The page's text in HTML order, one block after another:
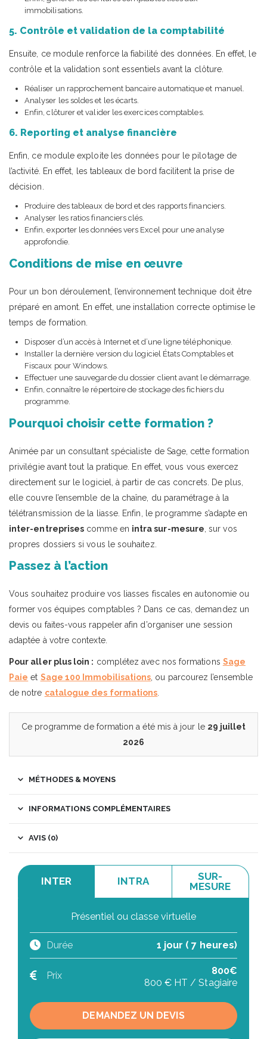
immobilisations.
5. Contrôle et validation de la comptabilité
Ensuite, ce module renforce la fiabilité des données. En effet, le
contrôle et la validation sont essentiels avant la clôture.
Réaliser un rapprochement bancaire automatique et manuel.
Analyser les soldes et les écarts.
Enfin, clôturer et valider les exercices comptables.
6. Reporting et analyse financière
Enfin, ce module exploite les données pour le pilotage de
l’activité. En effet, les tableaux de bord facilitent la prise de
décision.
Produire des tableaux de bord et des rapports financiers.
Analyser les ratios financiers clés.
Enfin, exporter les données vers Excel pour une analyse
approfondie.
Conditions de mise en œuvre
Pour un bon déroulement, l’environnement technique doit être
préparé en amont. En effet, une installation correcte optimise le
temps de formation.
Disposer d’un accès à Internet et d’une ligne téléphonique.
Installer la dernière version du logiciel États Comptables et
Fiscaux pour Windows.
Effectuer une sauvegarde du dossier client avant le démarrage.
Enfin, connaître le répertoire de stockage des fichiers du
programme.
Pourquoi choisir cette formation ?
Animée par un consultant spécialiste de Sage, cette formation
privilégie avant tout la pratique. En effet, vous vous exercez
directement sur le logiciel, à partir de cas concrets. De plus,
elle couvre l’ensemble de la chaîne, du paramétrage à la
télétransmission de la liasse. Enfin, le programme s’adapte en
inter-entreprises comme en intra sur-mesure , sur vos
propres dossiers si vous le souhaitez.
Passez à l’action
Vous souhaitez produire vos liasses fiscales en autonomie ou
former vos équipes comptables ? Dans ce cas, demandez un
devis ou faites-vous rappeler afin d’organiser une session
adaptée à votre contexte.
Pour aller plus loin : complétez avec nos formations Sage
Paie et Sage 100 Immobilisations , ou parcourez l’ensemble
de notre catalogue des formations
Ce programme de formation a été mis à jour le 29 juillet
2026
MÉTHODES & MOYENS
INFORMATIONS COMPLÉMENTAIRES
AVIS (0)
INTER INTRA
SUR-
MESURE
Présentiel ou classe virtuelle
Durée 1 jour ( 7 heures)
Prix
800€
800 € HT / Stagiaire
DEMANDEZ UN DEVIS